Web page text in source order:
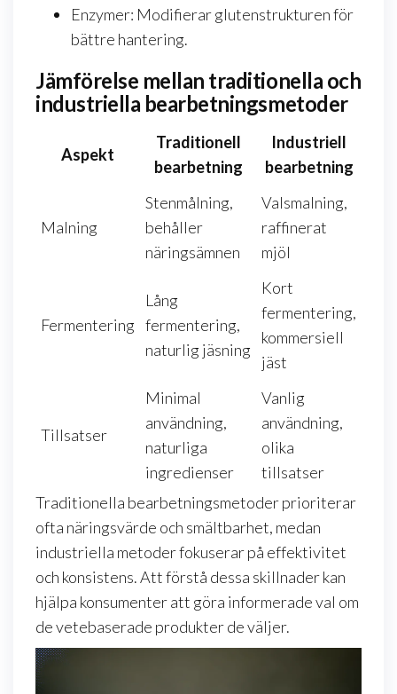
Enzymer: Modifierar glutenstrukturen för
bättre hantering.
Jämförelse mellan traditionella och
industriella bearbetningsmetoder
Aspekt
Traditionell
bearbetning
Industriell
bearbetning
Malning
Stenmålning,
behåller
näringsämnen
Valsmalning,
raffinerat
mjöl
Fermentering
Lång
fermentering,
naturlig jäsning
Kort
fermentering,
kommersiell
jäst
Tillsatser
Minimal
användning,
naturliga
ingredienser
Vanlig
användning,
olika
tillsatser
Traditionella bearbetningsmetoder prioriterar
ofta näringsvärde och smältbarhet, medan
industriella metoder fokuserar på effektivitet
och konsistens. Att förstå dessa skillnader kan
hjälpa konsumenter att göra informerade val om
de vetebaserade produkter de väljer.